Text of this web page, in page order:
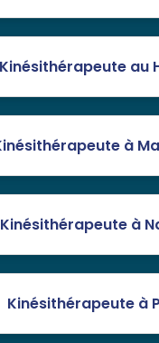
Kinésithérapeute au
à
Kinésithérapeute à
Kinésithérapeute à